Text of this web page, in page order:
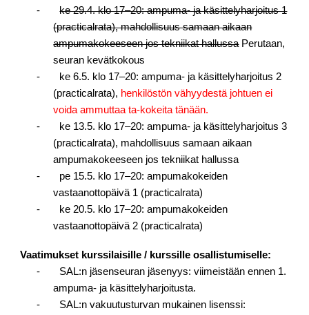
-ke 29.4. klo 17–20: ampuma- ja käsittelyharjoitus 1
(practicalrata), mahdollisuus samaan aikaan
ampumakokeeseen jos tekniikat hallussaPerutaan,
seuran kevätkokous
- ke 6.5. klo 17–20: ampuma- ja käsittelyharjoitus 2
(practicalrata), henkilöstön vähyydestä johtuen ei
voida ammuttaa ta-kokeita tänään.
- ke 13.5. klo 17–20: ampuma- ja käsittelyharjoitus 3
(practicalrata), mahdollisuus samaan aikaan
ampumakokeeseen jos tekniikat hallussa
- pe 15.5. klo 17–20: ampumakokeiden
vastaanottopäivä 1 (practicalrata)
- ke 20.5. klo 17–20: ampumakokeiden
vastaanottopäivä 2 (practicalrata)
Vaatimukset kurssilaisille / kurssille osallistumiselle:
- SAL:n jäsenseuran jäsenyys: viimeistään ennen 1.
ampuma- ja käsittelyharjoitusta.
- SAL:n vakuutusturvan mukainen lisenssi: